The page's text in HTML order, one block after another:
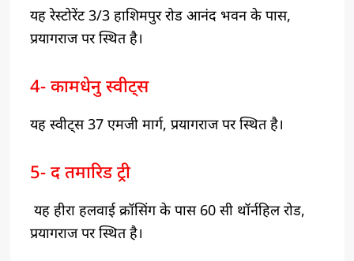
यह रेस्टोरेंट 3/3 हाशिमपुर रोड आनंद भवन के पास,
प्रयागराज पर स्थित है।
4- कामधेनु स्वीट्स
यह स्वीट्स 37 एमजी मार्ग, प्रयागराज पर स्थित है।
5- द तमारिड ट्री
यह हीरा हलवाई क्रॉसिंग के पास 60 सी थॉर्नहिल रोड,
प्रयागराज पर स्थित है।